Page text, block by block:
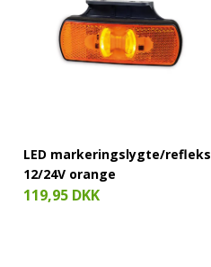
LED markeringslygte/refleks
12/24V orange
119,95 DKK